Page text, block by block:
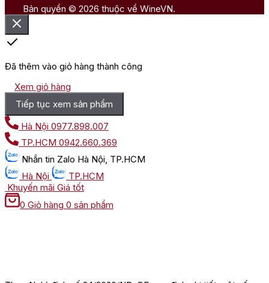
Bản quyền © 2026 thuộc về WineVN.
Đã thêm vào giỏ hàng thành công
Xem giỏ hàng
Tiếp tục xem sản phẩm
Hà Nội 0977.898.007
TP.HCM 0942.660.369
Nhắn tin Zalo Hà Nội, TP.HCM
Hà Nội
TP.HCM
Khuyến mãi Giá tốt
0 Giỏ hàng 0 sản phẩm